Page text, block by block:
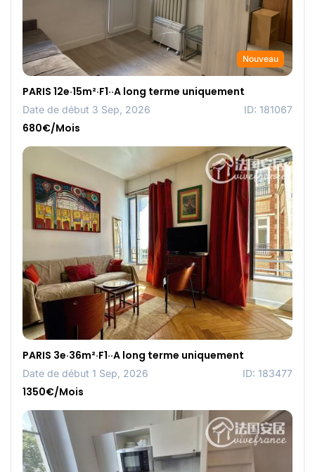
Nouveau
PARIS 12e·15m²·F1··A long terme uniquement
Date de début 3 Sep, 2026 ID: 181067
680€/Mois
PARIS 3e·36m²·F1··A long terme uniquement
Date de début 1 Sep, 2026 ID: 183477
1350€/Mois